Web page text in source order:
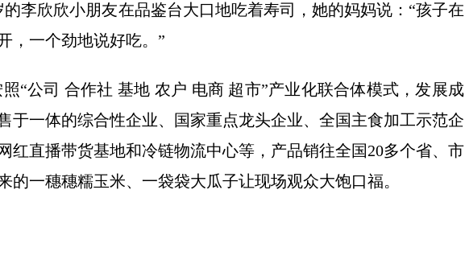
李欣欣小朋友在品鉴台大口地吃着寿司，她的妈妈说：“孩子在
，一个劲地说好吃。”
“公司 合作社 基地 农户 电商 超市”产业化联合体模式，发展成
于一体的综合性企业、国家重点龙头企业、全国主食加工示范企
红直播带货基地和冷链物流中心等，产品销往全国20多个省、市
的一穗穗糯玉米、一袋袋大瓜子让现场观众大饱口福。